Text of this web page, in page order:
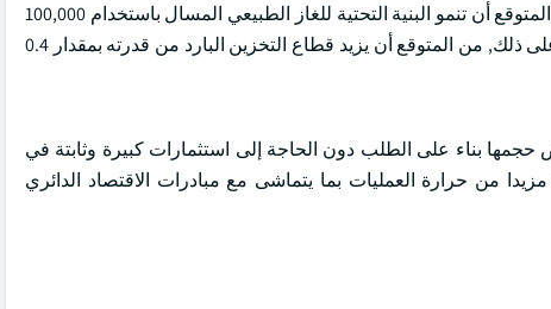
على سبيل المثال ، ذكرت وزارة البترول والغاز الطبيعي أنه بحلول عام 2024 ، من المتوقع أن تنمو البنية التحتية للغاز الطبيعي المسال باستخدام 100,000
حافلة وشاحنة متوافقة مع الغاز الطبيعي المسال للسفر لمسافات طويلة. علاوة على ذلك, من المتوقع أن يزيد قطاع التخزين البارد من قدرته بمقدار 0.4
حجمها بناء على الطلب دون الحاجة إلى استثمارات كبيرة وثابتة في
من حرارة العمليات بما يتماشى مع مبادرات الاقتصاد الدائري